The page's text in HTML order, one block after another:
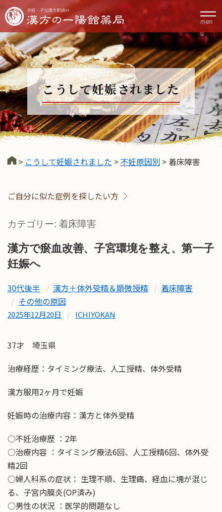
men
u
こうして妊娠されました
> こうして妊娠されました >不妊原因別 > 着床障害
ご自分に似た症例を探したい方
カテゴリー: 着床障害
漢方で瘀血改善、子宮環境を整え、第一子
妊娠へ
30代後半 漢方＋体外受精＆顕微授精
着床障害
その他の原因
2025年12月20日 / ICHIYOKAN
37才 埼玉県
治療経歴：タイミング療法、人工授精、体外受精
漢方服用2ヶ月で妊娠
妊娠時の治療内容：漢方と体外受精
○不妊治療歴 ：2年
○治療内容 ：タイミング療法6回、人工授精6回、体外受
精2回
○婦人科系の症状： 生理不順、生理痛、経血に塊が混じ
る、子宮内膜炎(OP済み)
○男性の状況 ：医学的問題なし